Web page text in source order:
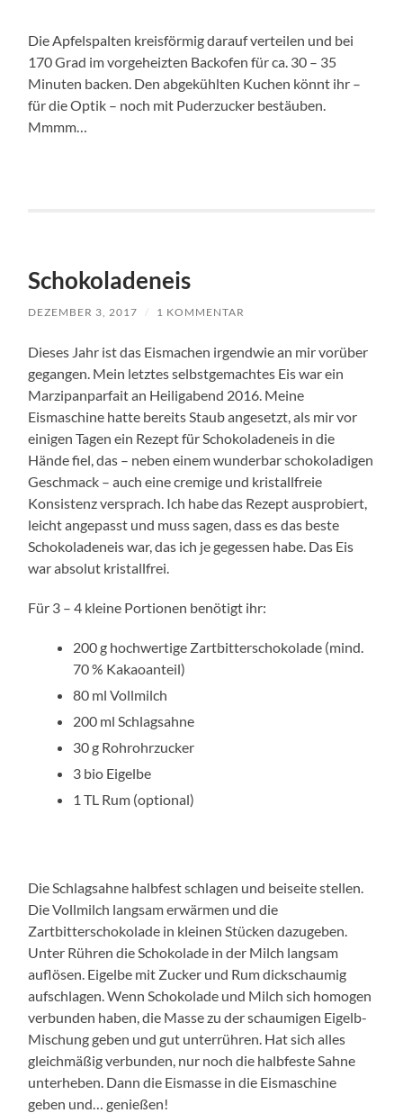
Die Apfelspalten kreisförmig darauf verteilen und bei
170 Grad im vorgeheizten Backofen für ca. 30 – 35
Minuten backen. Den abgekühlten Kuchen könnt ihr –
für die Optik – noch mit Puderzucker bestäuben.
Mmmm…
Schokoladeneis
DEZEMBER 3, 2017 / 1 KOMMENTAR
Dieses Jahr ist das Eismachen irgendwie an mir vorüber
gegangen. Mein letztes selbstgemachtes Eis war ein
Marzipanparfait an Heiligabend 2016. Meine
Eismaschine hatte bereits Staub angesetzt, als mir vor
einigen Tagen ein Rezept für Schokoladeneis in die
Hände fiel, das – neben einem wunderbar schokoladigen
Geschmack – auch eine cremige und kristallfreie
Konsistenz versprach. Ich habe das Rezept ausprobiert,
leicht angepasst und muss sagen, dass es das beste
Schokoladeneis war, das ich je gegessen habe. Das Eis
war absolut kristallfrei.
Für 3 – 4 kleine Portionen benötigt ihr:
200 g hochwertige Zartbitterschokolade (mind.
70 % Kakaoanteil)
80 ml Vollmilch
200 ml Schlagsahne
30 g Rohrohrzucker
3 bio Eigelbe
1 TL Rum (optional)
Die Schlagsahne halbfest schlagen und beiseite stellen.
Die Vollmilch langsam erwärmen und die
Zartbitterschokolade in kleinen Stücken dazugeben.
Unter Rühren die Schokolade in der Milch langsam
auflösen. Eigelbe mit Zucker und Rum dickschaumig
aufschlagen. Wenn Schokolade und Milch sich homogen
verbunden haben, die Masse zu der schaumigen Eigelb-
Mischung geben und gut unterrühren. Hat sich alles
gleichmäßig verbunden, nur noch die halbfeste Sahne
unterheben. Dann die Eismasse in die Eismaschine
geben und… genießen!